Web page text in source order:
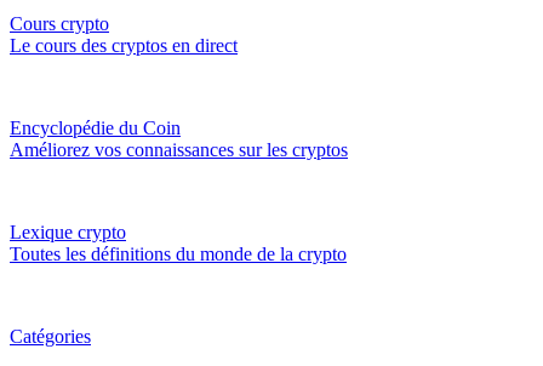
Cours crypto
Le cours des cryptos en direct
Encyclopédie du Coin
Améliorez vos connaissances sur les cryptos
Lexique crypto
Toutes les définitions du monde de la crypto
Catégories